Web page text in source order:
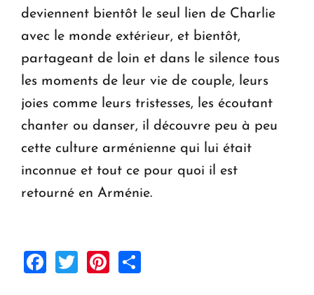
deviennent bientôt le seul lien de Charlie
avec le monde extérieur, et bientôt,
partageant de loin et dans le silence tous
les moments de leur vie de couple, leurs
joies comme leurs tristesses, les écoutant
chanter ou danser, il découvre peu à peu
cette culture arménienne qui lui était
inconnue et tout ce pour quoi il est
retourné en Arménie.
Facebook
TwitterPinterest